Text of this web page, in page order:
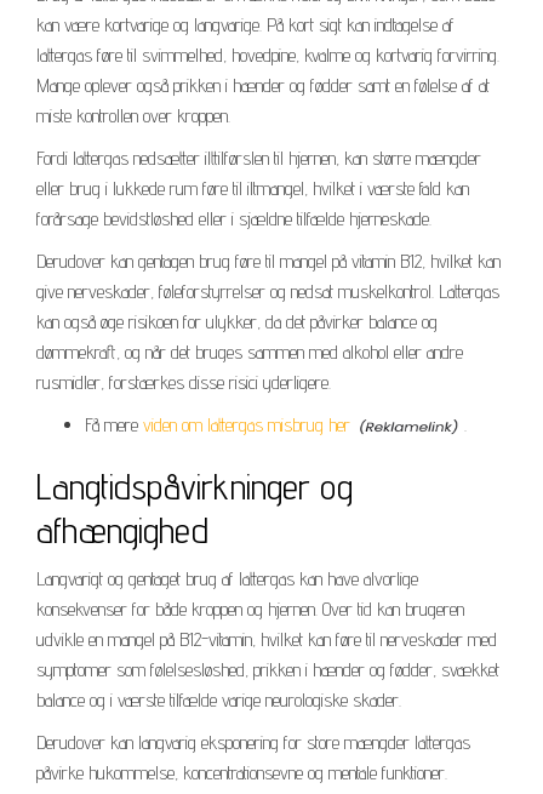
kan være kortvarige og langvarige. På kort sigt kan indtagelse af
lattergas føre til svimmelhed, hovedpine, kvalme og kortvarig forvirring.
Mange oplever også prikken i hænder og fødder samt en følelse af at
miste kontrollen over kroppen.
Fordi lattergas nedsætter ilttilførslen til hjernen, kan større mængder
eller brug i lukkede rum føre til iltmangel, hvilket i værste fald kan
forårsage bevidstløshed eller i sjældne tilfælde hjerneskade.
Derudover kan gentagen brug føre til mangel på vitamin B12, hvilket kan
give nerveskader, føleforstyrrelser og nedsat muskelkontrol. Lattergas
kan også øge risikoen for ulykker, da det påvirker balance og
dømmekraft, og når det bruges sammen med alkohol eller andre
rusmidler, forstærkes disse risici yderligere.
Få mere viden om lattergas misbrug her .
Langtidspåvirkninger og
afhængighed
Langvarigt og gentaget brug af lattergas kan have alvorlige
konsekvenser for både kroppen og hjernen. Over tid kan brugeren
udvikle en mangel på B12-vitamin, hvilket kan føre til nerveskader med
symptomer som følelsesløshed, prikken i hænder og fødder, svækket
balance og i værste tilfælde varige neurologiske skader.
Derudover kan langvarig eksponering for store mængder lattergas
påvirke hukommelse, koncentrationsevne og mentale funktioner.